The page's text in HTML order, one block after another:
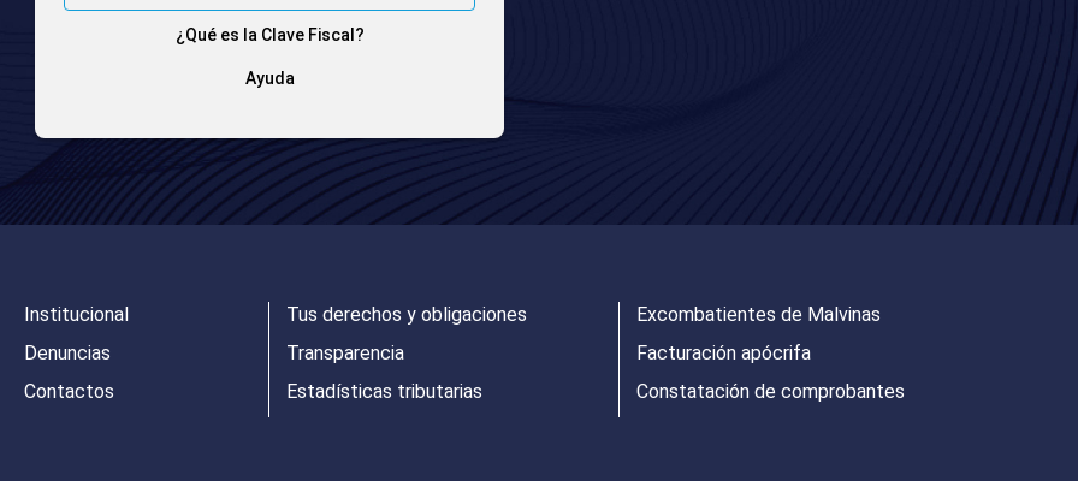
¿Qué es la Clave Fiscal?
Ayuda
Institucional
Denuncias
Contactos
Tus derechos y obligaciones
Transparencia
Estadísticas tributarias
Excombatientes de Malvinas
Facturación apócrifa
Constatación de comprobantes